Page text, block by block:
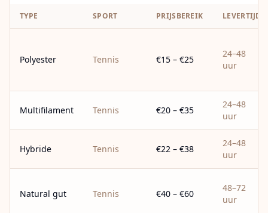
TYPE SPORT PRIJSBEREIK LEVERTIJD
Polyester Tennis €15 – €25
24–48
uur
Multifilament Tennis €20 – €35
24–48
uur
Hybride Tennis €22 – €38
24–48
uur
Natural gut Tennis €40 – €60
48–72
uur